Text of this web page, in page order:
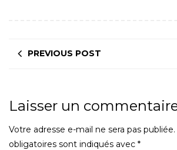
PREVIOUS POST
Laisser un
Votre adresse e-mail ne sera pas publiée.
obligatoires sont indiqués avec *